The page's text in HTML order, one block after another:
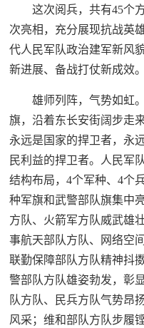
这次阅兵，共有45个
次亮相，充分展现抗战英
代人民军队政治建军新风
新进展、备战打仗新成效。
雄师列阵，气势如虹
旗，沿着东长安街阔步走
永远是国家的捍卫者，永
民利益的捍卫者。人民军
结构布局，4个军种、4个
种军旗和武警部队旗集中
方队、火箭军方队威武雄
事航天部队方队、网络空
联勤保障部队方队精神抖
警部队方队雄姿勃发，彰
队方队、民兵方队气势昂
风采；维和部队方队步履